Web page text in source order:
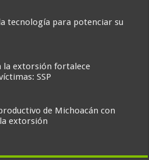
tecnología para potenciar su
la extorsión fortalece
SSP
de Michoacán con
extorsión